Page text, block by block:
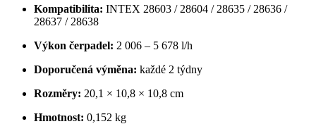
Kompatibilita: INTEX 28603 / 28604 / 28635 / 28636 /
28637 / 28638
Výkon čerpadel: 2 006 – 5 678 l/h
Doporučená výměna: každé 2 týdny
Rozměry: 20,1 × 10,8 × 10,8 cm
Hmotnost: 0,152 kg